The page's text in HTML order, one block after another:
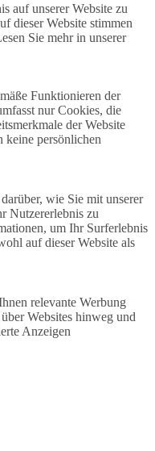
auf unserer Website zu
dieser Website stimmen
Sie mehr in unserer
Funktionieren der
nur Cookies, die
der Website
keine persönlichen
wie Sie mit unserer
Nutzererlebnis zu
um Ihr Surferlebnis
auf dieser Website als
relevante Werbung
Websites hinweg und
Anzeigen